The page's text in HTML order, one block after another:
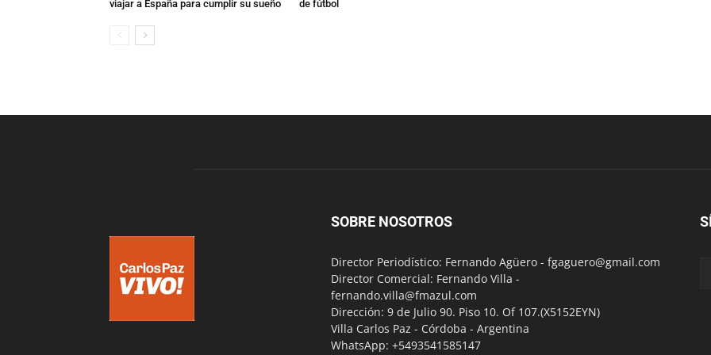
viajar a España para cumplir su sueño
de fútbol
SOBRE NOSOTROS
Director Periodístico: Fernando Agüero - fgaguero@gmail.com
Director Comercial: Fernando Villa -
fernando.villa@fmazul.com
Dirección: 9 de Julio 90. Piso 10. Of 107.(X5152EYN)
Villa Carlos Paz - Córdoba - Argentina
WhatsApp: +5493541585147